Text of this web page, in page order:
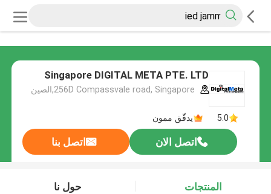
Singapore DIGITAL META PTE. LTD
5.0 يدقّق ممون
اتصل الان اتصل بنا
المنتجات حول نا